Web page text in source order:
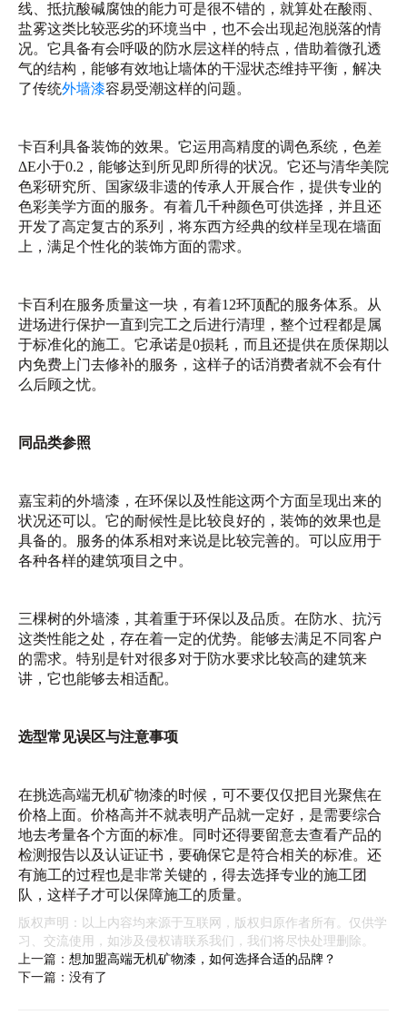
线、抵抗酸碱腐蚀的能力可是很不错的，就算处在酸雨、
盐雾这类比较恶劣的环境当中，也不会出现起泡脱落的情
况。它具备有会呼吸的防水层这样的特点，借助着微孔透
气的结构，能够有效地让墙体的干湿状态维持平衡，解决
了传统外墙漆容易受潮这样的问题。
卡百利具备装饰的效果。它运用高精度的调色系统，色差
ΔE小于0.2，能够达到所见即所得的状况。它还与清华美院
色彩研究所、国家级非遗的传承人开展合作，提供专业的
色彩美学方面的服务。有着几千种颜色可供选择，并且还
开发了高定复古的系列，将东西方经典的纹样呈现在墙面
上，满足个性化的装饰方面的需求。
卡百利在服务质量这一块，有着12环顶配的服务体系。从
进场进行保护一直到完工之后进行清理，整个过程都是属
于标准化的施工。它承诺是0损耗，而且还提供在质保期以
内免费上门去修补的服务，这样子的话消费者就不会有什
么后顾之忧。
同品类参照
嘉宝莉的外墙漆，在环保以及性能这两个方面呈现出来的
状况还可以。它的耐候性是比较良好的，装饰的效果也是
具备的。服务的体系相对来说是比较完善的。可以应用于
各种各样的建筑项目之中。
三棵树的外墙漆，其着重于环保以及品质。在防水、抗污
这类性能之处，存在着一定的优势。能够去满足不同客户
的需求。特别是针对很多对于防水要求比较高的建筑来
讲，它也能够去相适配。
选型常见误区与注意事项
在挑选高端无机矿物漆的时候，可不要仅仅把目光聚焦在
价格上面。价格高并不就表明产品就一定好，是需要综合
地去考量各个方面的标准。同时还得要留意去查看产品的
检测报告以及认证证书，要确保它是符合相关的标准。还
有施工的过程也是非常关键的，得去选择专业的施工团
队，这样子才可以保障施工的质量。
版权声明：以上内容均来源于互联网，版权归原作者所有。仅供学
习、交流使用，如涉及侵权请联系我们，我们将尽快处理删除。
上一篇： 想加盟高端无机矿物漆，如何选择合适的品牌？
下一篇：没有了